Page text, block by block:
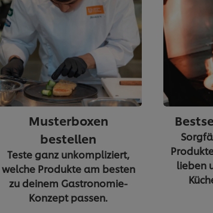
Musterboxen
bestellen
Teste ganz unkompliziert,
welche Produkte am besten
zu deinem Gastronomie-
Konzept passen.
lieben